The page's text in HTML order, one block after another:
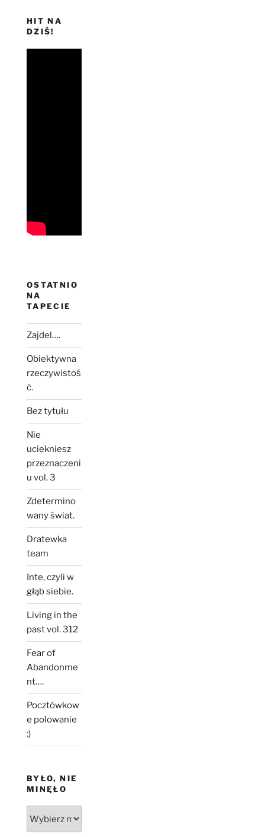
HIT NA
DZIŚ!
OSTATNIO
NA
TAPECIE
Zajdel….
Obiektywna
rzeczywistoś
ć.
Bez tytułu
Nie
uciekniesz
przeznaczeni
u vol. 3
Zdetermino
wany świat.
Dratewka
team
Inte, czyli w
głąb siebie.
Living in the
past vol. 312
Fear of
Abandonme
nt….
Pocztówkow
e polowanie
:)
BYŁO, NIE
MINĘŁO